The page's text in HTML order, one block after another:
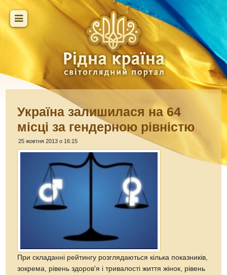
Україна залишилася на 64
місці за гендерною рівністю
25 жовтня 2013 о 16:15
При складанні рейтингу розглядаються кілька показників,
зокрема, рівень здоров'я і тривалості життя жінок, рівень